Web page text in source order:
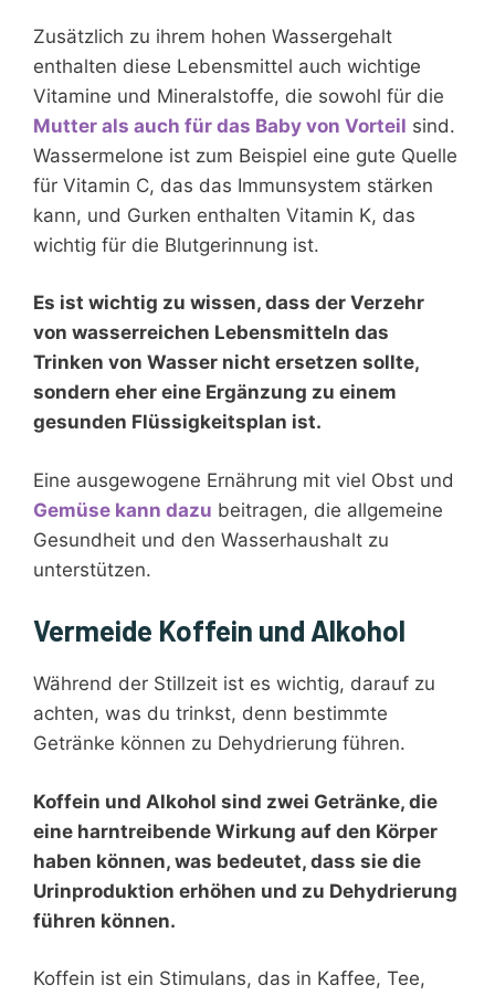
Zusätzlich zu ihrem hohen Wassergehalt
enthalten diese Lebensmittel auch wichtige
Vitamine und Mineralstoffe, die sowohl für die
Mutter als auch für das Baby von Vorteil sind.
Wassermelone ist zum Beispiel eine gute Quelle
für Vitamin C, das das Immunsystem stärken
kann, und Gurken enthalten Vitamin K, das
wichtig für die Blutgerinnung ist.
Es ist wichtig zu wissen, dass der Verzehr
von wasserreichen Lebensmitteln das
Trinken von Wasser nicht ersetzen sollte,
sondern eher eine Ergänzung zu einem
gesunden Flüssigkeitsplan ist.
Eine ausgewogene Ernährung mit viel Obst und
Gemüse kann dazu beitragen, die allgemeine
Gesundheit und den Wasserhaushalt zu
unterstützen.
Vermeide Koffein und Alkohol
Während der Stillzeit ist es wichtig, darauf zu
achten, was du trinkst, denn bestimmte
Getränke können zu Dehydrierung führen.
Koffein und Alkohol sind zwei Getränke, die
eine harntreibende Wirkung auf den Körper
haben können, was bedeutet, dass sie die
Urinproduktion erhöhen und zu Dehydrierung
führen können.
Koffein ist ein Stimulans, das in Kaffee, Tee,